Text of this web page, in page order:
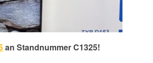
an Standnummer C1325!